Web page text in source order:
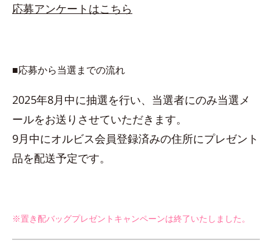
応募アンケートはこちら
■応募から当選までの流れ
2025年8月中に抽選を行い、当選者にのみ当選メ
ールをお送りさせていただきます。
9月中にオルビス会員登録済みの住所にプレゼント
品を配送予定です。
※置き配バッグプレゼントキャンペーンは終了いたしました。